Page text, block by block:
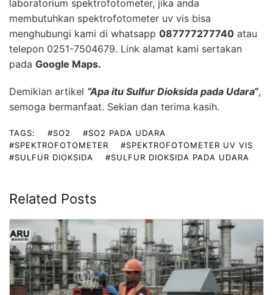
laboratorium spektrofotometer, jika anda
membutuhkan spektrofotometer uv vis bisa
menghubungi kami di whatsapp 087777277740 atau
telepon 0251-7504679. Link alamat kami sertakan
pada Google Maps.
Demikian artikel “Apa itu Sulfur Dioksida pada Udara“,
semoga bermanfaat. Sekian dan terima kasih.
TAGS: #SO2
#SO2 PADA UDARA
#SPEKTROFOTOMETER
#SPEKTROFOTOMETER UV VIS
#SULFUR DIOKSIDA
#SULFUR DIOKSIDA PADA UDARA
Related Posts